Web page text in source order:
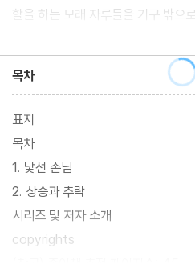
할을 하는 모래 자루들을 기구 밖으
목차
표지
목차
1. 낯선 손님
2. 상승과 추락
시리즈 및 저자 소개
copyrights